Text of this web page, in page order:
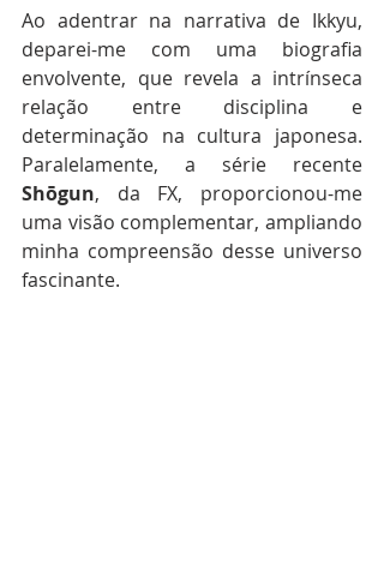
Ao adentrar na narrativa de Ikkyu,
deparei-me com uma biografia
envolvente, que revela a intrínseca
relação entre disciplina e
determinação na cultura japonesa.
Shōgun, da FX, proporcionou-me
uma visão complementar, ampliando
minha compreensão desse universo
fascinante.